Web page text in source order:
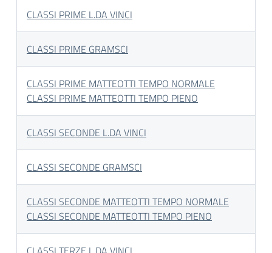
CLASSI PRIME L.DA VINCI
CLASSI PRIME GRAMSCI
CLASSI PRIME MATTEOTTI TEMPO NORMALE
CLASSI PRIME MATTEOTTI TEMPO PIENO
CLASSI SECONDE L.DA VINCI
CLASSI SECONDE GRAMSCI
CLASSI SECONDE MATTEOTTI TEMPO NORMALE
CLASSI SECONDE MATTEOTTI TEMPO PIENO